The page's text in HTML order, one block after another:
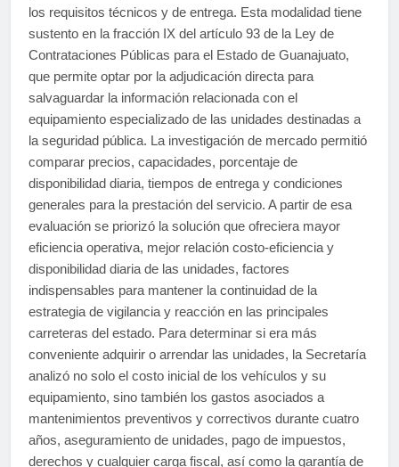
los requisitos técnicos y de entrega. Esta modalidad tiene
sustento en la fracción IX del artículo 93 de la Ley de
Contrataciones Públicas para el Estado de Guanajuato,
que permite optar por la adjudicación directa para
salvaguardar la información relacionada con el
equipamiento especializado de las unidades destinadas a
la seguridad pública. La investigación de mercado permitió
comparar precios, capacidades, porcentaje de
disponibilidad diaria, tiempos de entrega y condiciones
generales para la prestación del servicio. A partir de esa
evaluación se priorizó la solución que ofreciera mayor
eficiencia operativa, mejor relación costo-eficiencia y
disponibilidad diaria de las unidades, factores
indispensables para mantener la continuidad de la
estrategia de vigilancia y reacción en las principales
carreteras del estado. Para determinar si era más
conveniente adquirir o arrendar las unidades, la Secretaría
analizó no solo el costo inicial de los vehículos y su
equipamiento, sino también los gastos asociados a
mantenimientos preventivos y correctivos durante cuatro
años, aseguramiento de unidades, pago de impuestos,
derechos y cualquier carga fiscal, así como la garantía de